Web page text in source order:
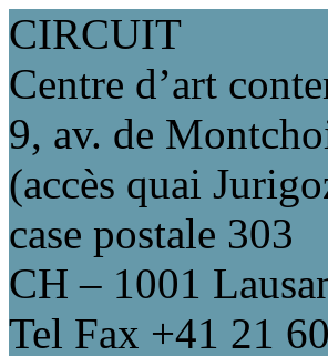
CIRCUIT
Centre d’art
9, av. de
(accès quai
case postale 303
CH – 1001
Tel Fax +41 21